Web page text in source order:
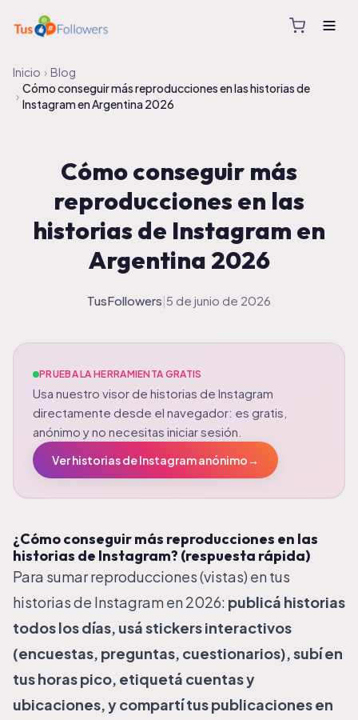
Inicio › Blog
›
Cómo conseguir más reproducciones en las historias de
Instagram en Argentina 2026
Cómo conseguir más
reproducciones en las
historias de Instagram en
Argentina 2026
TusFollowers|5 de junio de 2026
PRUEBA LA HERRAMIENTA GRATIS
Usa nuestro visor de historias de Instagram
directamente desde el navegador: es gratis,
anónimo y no necesitas iniciar sesión.
Ver historias de Instagram anónimo→
¿Cómo conseguir más reproducciones en las
historias de Instagram? (respuesta rápida)
Para sumar reproducciones (vistas) en tus
historias de Instagram en 2026: publicá historias
todos los días, usá stickers interactivos
(encuestas, preguntas, cuestionarios), subí en
tus horas pico, etiquetá cuentas y
ubicaciones, y compartí tus publicaciones en